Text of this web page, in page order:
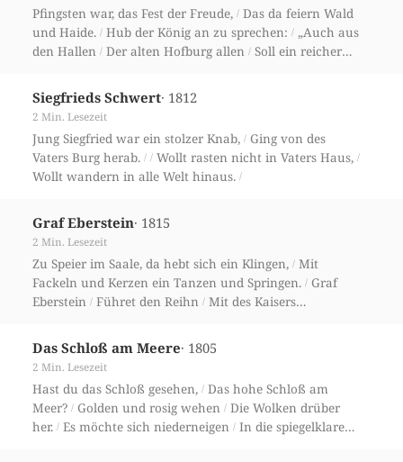
Pfingsten war, das Fest der Freude, /Das da feiern Wald
und Haide. /Hub der König an zu sprechen: /„Auch aus
den Hallen /Der alten Hofburg allen /Soll ein reicher
Siegfrieds Schwert· 1812
2 Min. Lesezeit
Jung Siegfried war ein stolzer Knab, /Ging von des
Vaters Burg herab. / /Wollt rasten nicht in Vaters Haus, /
Wollt wandern in alle Welt hinaus. /
Graf Eberstein· 1815
2 Min. Lesezeit
Zu Speier im Saale, da hebt sich ein Klingen, /Mit
Fackeln und Kerzen ein Tanzen und Springen. /Graf
Eberstein /Führet den Reihn /Mit des Kaisers
Das Schloß am Meere· 1805
2 Min. Lesezeit
Hast du das Schloß gesehen, /Das hohe Schloß am
Meer? /Golden und rosig wehen /Die Wolken drüber
her. /Es möchte sich niederneigen /In die spiegelklare